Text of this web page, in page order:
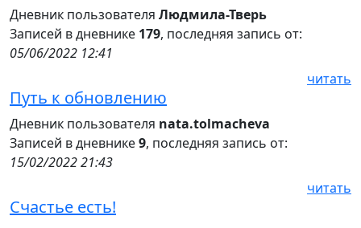
Дневник пользователя Людмила-Тверь
Записей в дневнике 179, последняя запись от:
05/06/2022 12:41
читать
Путь к обновлению
Дневник пользователя nata.tolmacheva
Записей в дневнике9, последняя запись от:
15/02/2022 21:43
читать
Счастье есть!